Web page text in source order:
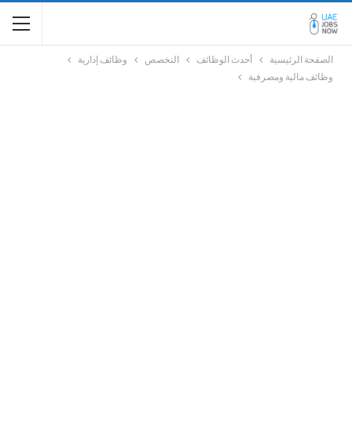
الصفحة الرئيسية أحدث الوظائف التخصص
وظائف إدارية
وظائف مالية ومصرفية